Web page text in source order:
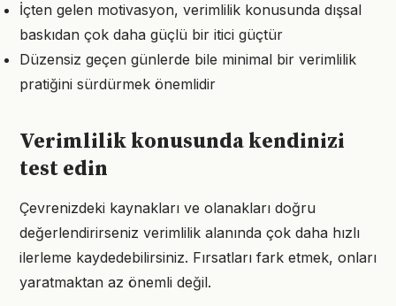
İçten gelen motivasyon, verimlilik konusunda dışsal
baskıdan çok daha güçlü bir itici güçtür
Düzensiz geçen günlerde bile minimal bir verimlilik
pratiğini sürdürmek önemlidir
Verimlilik konusunda kendinizi
test edin
Çevrenizdeki kaynakları ve olanakları doğru
değerlendirirseniz verimlilik alanında çok daha hızlı
ilerleme kaydedebilirsiniz. Fırsatları fark etmek, onları
yaratmaktan az önemli değil.